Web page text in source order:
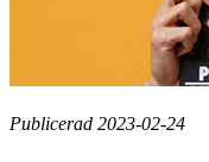
Publicerad 2023-02-24